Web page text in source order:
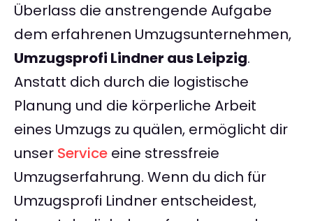
Überlass die anstrengende Aufgabe
dem erfahrenen Umzugsunternehmen,
Umzugsprofi Lindner aus Leipzig.
Anstatt dich durch die logistische
Planung und die körperliche Arbeit
eines Umzugs zu quälen, ermöglicht dir
unser Service eine stressfreie
Umzugserfahrung. Wenn du dich für
Umzugsprofi Lindner entscheidest,